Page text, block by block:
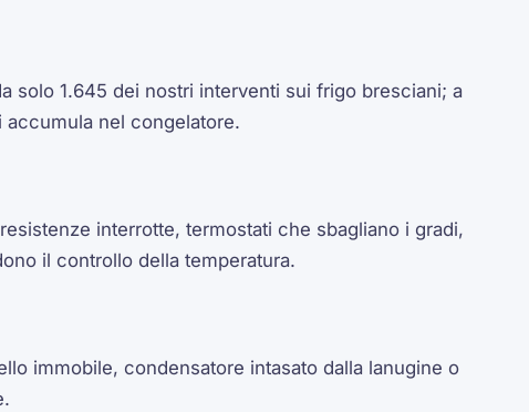
solo 1.645 dei nostri interventi sui frigo bresciani; a
nel congelatore.
interrotte, termostati che sbagliano i gradi,
il controllo della temperatura.
immobile, condensatore intasato dalla lanugine o